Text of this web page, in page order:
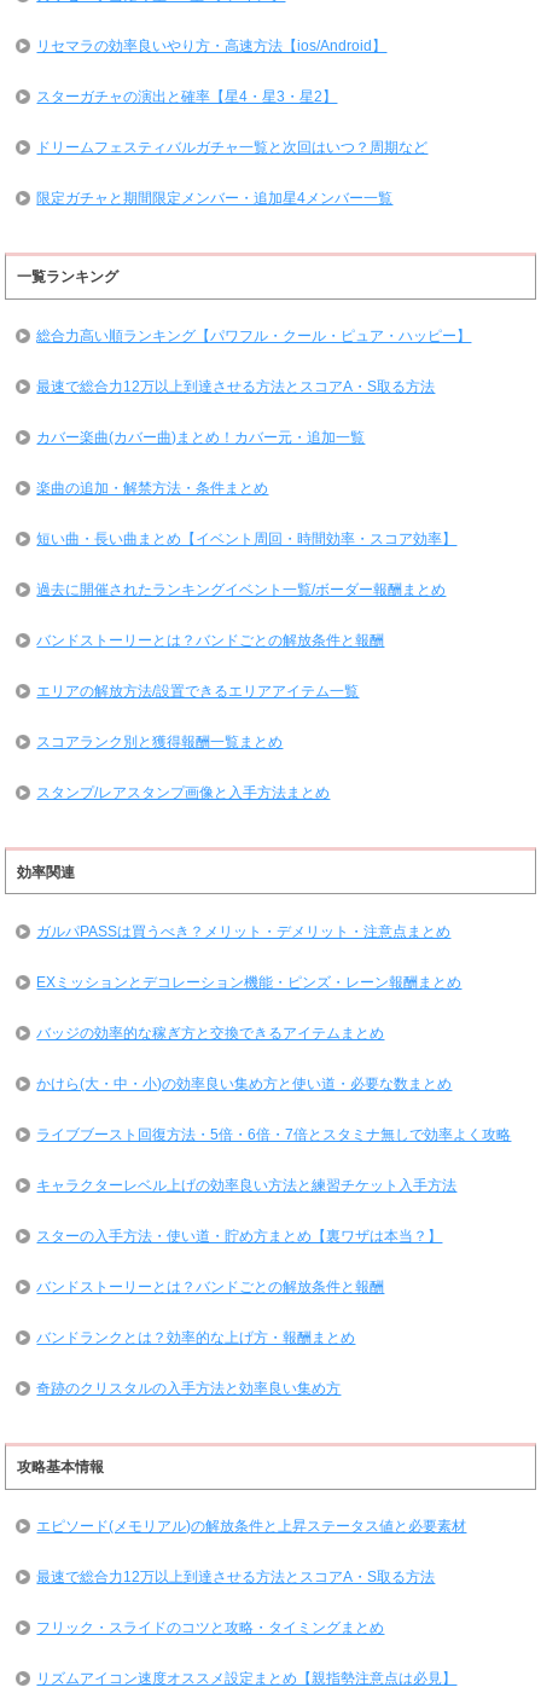
リセマラの効率良いやり方・高速方法【ios/Android】
スターガチャの演出と確率【星4・星3・星2】
ドリームフェスティバルガチャ一覧と次回はいつ？周期など
限定ガチャと期間限定メンバー・追加星4メンバー一覧
一覧ランキング
総合力高い順ランキング【パワフル・クール・ピュア・ハッピー】
最速で総合力12万以上到達させる方法とスコアA・S取る方法
カバー楽曲(カバー曲)まとめ！カバー元・追加一覧
楽曲の追加・解禁方法・条件まとめ
短い曲・長い曲まとめ【イベント周回・時間効率・スコア効率】
過去に開催されたランキングイベント一覧/ボーダー報酬まとめ
バンドストーリーとは？バンドごとの解放条件と報酬
エリアの解放方法/設置できるエリアアイテム一覧
スコアランク別と獲得報酬一覧まとめ
スタンプ/レアスタンプ画像と入手方法まとめ
効率関連
ガルパPASSは買うべき？メリット・デメリット・注意点まとめ
EXミッションとデコレーション機能・ピンズ・レーン報酬まとめ
バッジの効率的な稼ぎ方と交換できるアイテムまとめ
かけら(大・中・小)の効率良い集め方と使い道・必要な数まとめ
ライブブースト回復方法・5倍・6倍・7倍とスタミナ無しで効率よく攻略
キャラクターレベル上げの効率良い方法と練習チケット入手方法
スターの入手方法・使い道・貯め方まとめ【裏ワザは本当？】
バンドストーリーとは？バンドごとの解放条件と報酬
バンドランクとは？効率的な上げ方・報酬まとめ
奇跡のクリスタルの入手方法と効率良い集め方
攻略基本情報
エピソード(メモリアル)の解放条件と上昇ステータス値と必要素材
最速で総合力12万以上到達させる方法とスコアA・S取る方法
フリック・スライドのコツと攻略・タイミングまとめ
リズムアイコン速度オススメ設定まとめ【親指勢注意点は必見】